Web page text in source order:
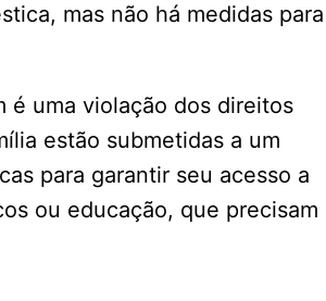
mas não há medidas para
é uma violação dos direitos
estão submetidas a um
para garantir seu acesso a
ou educação, que precisam